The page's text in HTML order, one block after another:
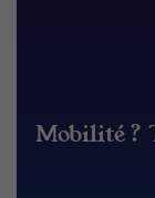
Mobilité ?